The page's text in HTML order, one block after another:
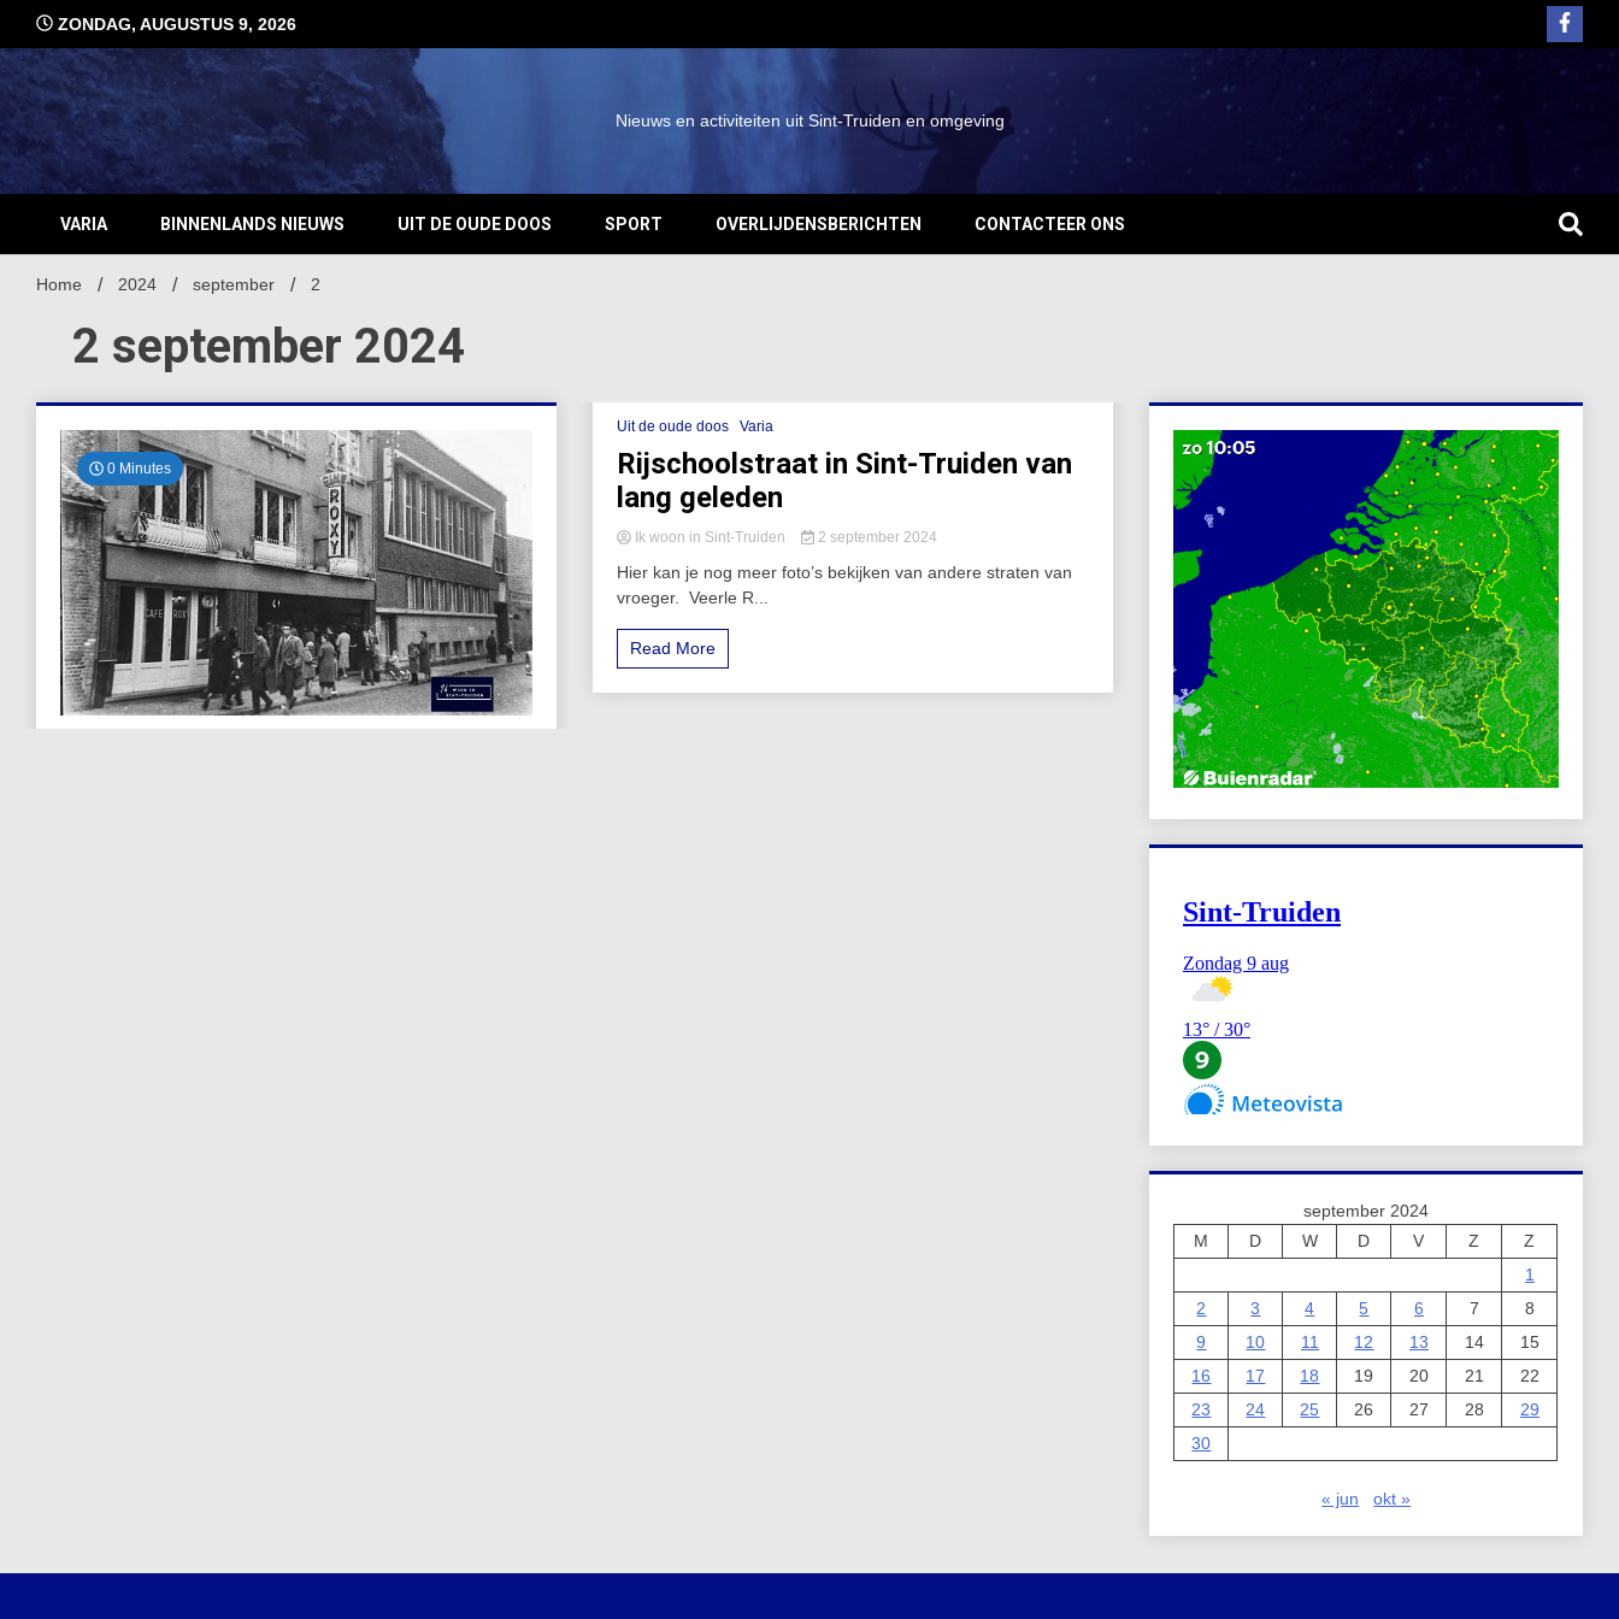
inhoud
ZONDAG, AUGUSTUS 9, 2026
Nieuws en activiteiten uit Sint-Truiden en omgeving
VARIA BINNENLANDS NIEUWS UIT DE OUDE DOOS SPORT OVERLIJDENSBERICHTEN CONTACTEER ONS
Home 2024 september 2
2 september 2024
0 Minutes
Uit de oude doos Varia
Rijschoolstraat in Sint-Truiden van
lang geleden
Ik woon in Sint-Truiden 2 september 2024
Hier kan je nog meer foto’s bekijken van andere straten van
vroeger. Veerle R...
Read More
september 2024
M
D W D V Z
Z
1
2
3 4 5 6 7
8
9
10 11 12 13 14
15
16
17 18 19 20 21
22
23
24 25 26 27 28
29
30
« jun okt »